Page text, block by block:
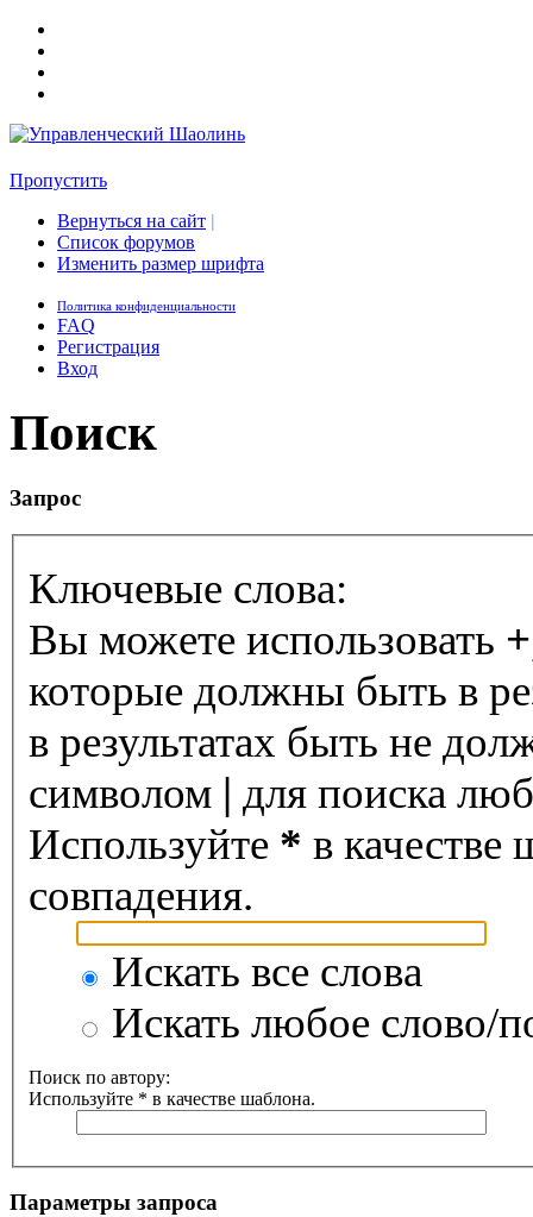
Пропустить
Вернуться на сайт |
Список форумов
Изменить размер шрифта
Политика конфиденциальности
FAQ
Регистрация
Вход
Поиск
Запрос
Ключевые слова:
Вы можете использовать +
которые должны быть в
в результатах быть не
символом | для поиска
Используйте * в качестве
совпадения.
Искать все слова
Искать любое слово/
Поиск по автору:
Используйте * в качестве шаблона.
Параметры запроса